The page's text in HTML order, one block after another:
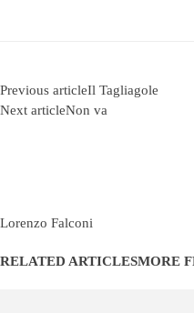
Previous articleIl Tagliagole
Next articleNon va
Lorenzo Falconi
RELATED ARTICLESMORE